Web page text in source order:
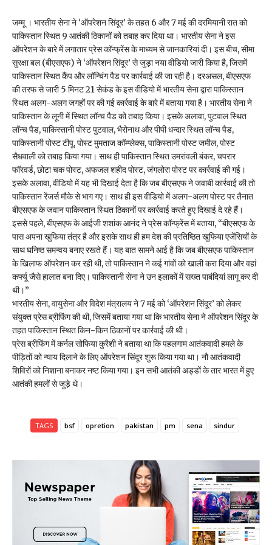
जम्मू । भारतीय सेना ने ‘ऑपरेशन सिंदूर’ के तहत 6 और 7 मई की दरमियानी रात को
पाकिस्तान स्थित 9 आतंकी ठिकानों को तबाह कर दिया था। भारतीय सेना ने इस
ऑपरेशन के बारे में लगातार प्रेस कॉन्फ्रेंस के माध्यम से जानकारियां दी। इस बीच, सीमा
सुरक्षा बल (बीएसएफ) ने ‘ऑपरेशन सिंदूर’ से जुड़ा नया वीडियो जारी किया है, जिसमें
पाकिस्तान स्थित कैंप और लॉन्चिंग पैड पर कार्रवाई की जा रही है। दरअसल, बीएसएफ
की तरफ से जारी 5 मिनट 21 सेकंड के इस वीडियो में भारतीय सेना द्वारा पाकिस्तान
स्थित अलग-अलग जगहों पर की गई कार्रवाई के बारे में बताया गया है। भारतीय सेना ने
पाकिस्तान के लूनी में स्थित लॉन्च पैड को तबाह किया। इसके अलावा, पुटवाल स्थित
लॉन्च पैड, पाकिस्तानी पोस्ट पुटवाल, भैरोनाथ और पीपी धन्दार स्थित लॉन्च पैड,
पाकिस्तानी पोस्ट टीपू, पोस्ट मुमताज कॉम्प्लेक्स, पाकिस्तानी पोस्ट जमील, पोस्ट
सैधवाली को तबाह किया गया। साथ ही पाकिस्तान स्थित उमरांवली बंकर, चपरार
फॉरवर्ड, छोटा चक पोस्ट, अफजल शहीद पोस्ट, जंगलोरा पोस्ट पर कार्रवाई की गई।
इसके अलावा, वीडियो में यह भी दिखाई देता है कि जब बीएसएफ ने जवाबी कार्रवाई की तो
पाकिस्तान रेंजर्स मौके से भाग गए। साथ ही इस वीडियो में अलग-अलग पोस्ट पर तैनात
बीएसएफ के जवान पाकिस्तान स्थित ठिकानों पर कार्रवाई करते हुए दिखाई दे रहे हैं।
इससे पहले, बीएसएफ के आईजी शशांक आनंद ने प्रेस कॉन्फ्रेंस में बताया, “बीएसएफ के
पास अपना खुफिया तंत्र है और इसके साथ ही हम देश की प्रतिष्ठित खुफिया एजेंसियों के
साथ घनिष्ठ समन्वय बनाए रखते हैं। यह बात सामने आई है कि जब बीएसएफ पाकिस्तान
के खिलाफ ऑपरेशन कर रही थी, तो पाकिस्तान ने कई गांवों को खाली करा दिया और वहां
कर्फ्यू जैसे हालात बना दिए। पाकिस्तानी सेना ने उन इलाकों में सख्त पाबंदियां लागू कर दी
थी।”
भारतीय सेना, वायुसेना और विदेश मंत्रालय ने 7 मई को ‘ऑपरेशन सिंदूर’ को लेकर
संयुक्त प्रेस ब्रीफिंग की थी, जिसमें बताया गया था कि भारतीय सेना ने ऑपरेशन सिंदूर के
तहत पाकिस्तान स्थित किन-किन ठिकानों पर कार्रवाई की थी।
प्रेस ब्रीफिंग में कर्नल सोफिया कुरैशी ने बताया था कि पहलगाम आतंकवादी हमले के
पीड़ितों को न्याय दिलाने के लिए ऑपरेशन सिंदूर शुरू किया गया था। नौ आतंकवादी
शिविरों को निशाना बनाकर नष्ट किया गया। इन सभी आतंकी अड्डों के तार भारत में हुए
आतंकी हमलों से जुड़े थे।
TAGS bsf opretion pakistan pm sena sindur